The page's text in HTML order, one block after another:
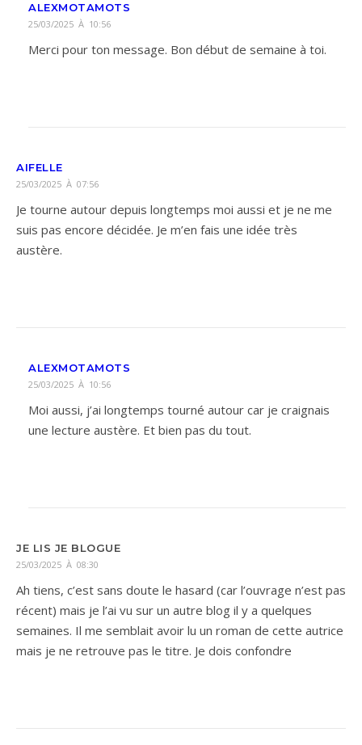
ALEXMOTAMOTS
25/03/2025 À 10:56
Merci pour ton message. Bon début de semaine à toi.
AIFELLE
25/03/2025 À 07:56
Je tourne autour depuis longtemps moi aussi et je ne me
suis pas encore décidée. Je m’en fais une idée très
austère.
ALEXMOTAMOTS
25/03/2025 À 10:56
Moi aussi, j’ai longtemps tourné autour car je craignais
une lecture austère. Et bien pas du tout.
JE LIS JE BLOGUE
25/03/2025 À 08:30
Ah tiens, c’est sans doute le hasard (car l’ouvrage n’est pas
récent) mais je l’ai vu sur un autre blog il y a quelques
semaines. Il me semblait avoir lu un roman de cette autrice
mais je ne retrouve pas le titre. Je dois confondre